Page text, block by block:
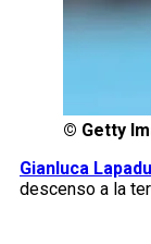
© Getty
Gianluca
descenso a la